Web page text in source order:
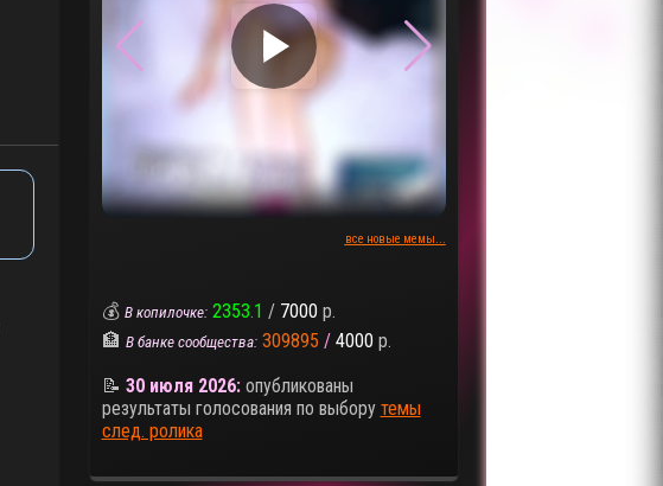
▶
все новые мемы...
💰 В копилочке: 2353.1 / 7000 р.
🏦 В банке сообщества: 309895 / 4000 р.
📝 30 июля 2026:опубликованы
результаты голосования по выбору темы
след. ролика